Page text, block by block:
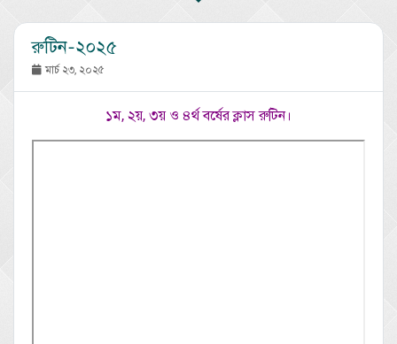
রুটিন-২০২৫
মার্চ ২৩, ২০২৫
১ম, ২য়, ৩য় ও ৪র্থ বর্ষের ক্লাস রুটিন।